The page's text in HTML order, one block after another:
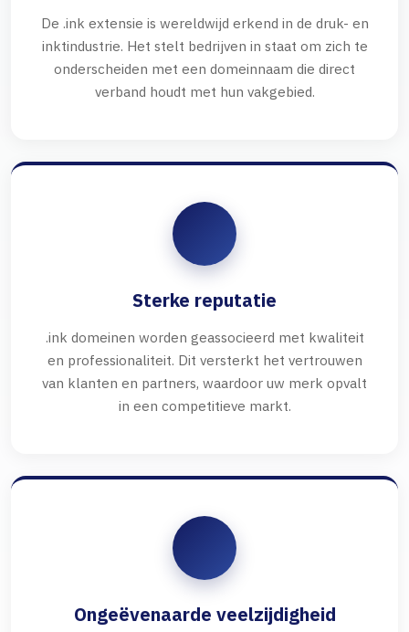
De .ink extensie is wereldwijd erkend in de druk- en
inktindustrie. Het stelt bedrijven in staat om zich te
onderscheiden met een domeinnaam die direct
verband houdt met hun vakgebied.
Sterke reputatie
.ink domeinen worden geassocieerd met kwaliteit
en professionaliteit. Dit versterkt het vertrouwen
van klanten en partners, waardoor uw merk opvalt
in een competitieve markt.
Ongeëvenaarde veelzijdigheid